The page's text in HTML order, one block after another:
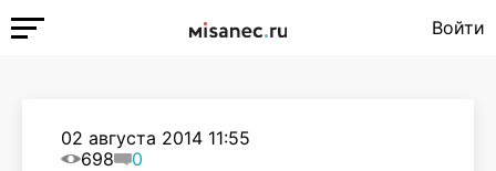
Войти
02 августа 2014 11:55
698
0